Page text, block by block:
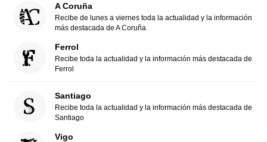
A Coruña
Recibe de lunes a viernes toda la actualidad y la información
más destacada de A Coruña
Ferrol
Recibe toda la actualidad y la información más destacada de
Ferrol
Santiago
Recibe toda la actualidad y la información más destacada de
Santiago
Vigo